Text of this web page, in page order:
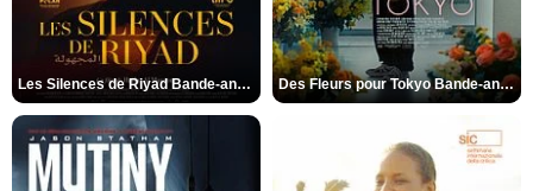
Les Silences de Riyad Bande-annonce VO STFR Des Fleurs pour Tokyo Bande-annonce VO STFR